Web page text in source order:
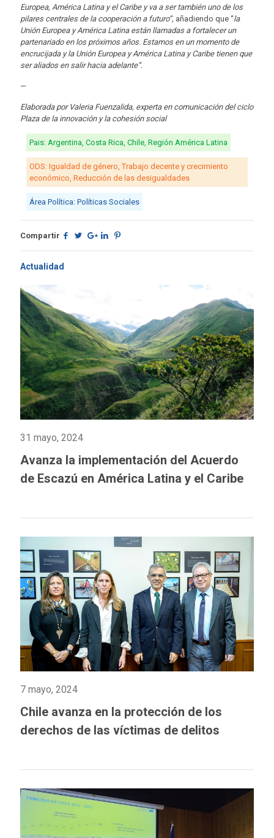
Europea, América Latina y el Caribe y va a ser también uno de los
pilares centrales de la cooperación a futuro”, añadiendo que “la
Unión Europea y América Latina están llamadas a fortalecer un
partenariado en los próximos años. Estamos en un momento de
encrucijada y la Unión Europea y América Latina y Caribe tienen que
ser aliados en salir hacia adelante”.
—
Elaborada por Valeria Fuenzalida, experta en comunicación del ciclo
Plaza de la innovación y la cohesión social
Pais: Argentina, Costa Rica, Chile, Región América Latina
ODS: Igualdad de género, Trabajo decente y crecimiento
económico, Reducción de las desigualdades
Área Política: Políticas Sociales
Compartir
Actualidad
31 mayo, 2024
Avanza la implementación del Acuerdo
de Escazú en América Latina y el Caribe
7 mayo, 2024
Chile avanza en la protección de los
derechos de las víctimas de delitos